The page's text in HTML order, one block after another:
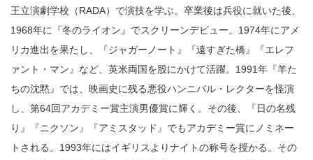
王立演劇学校（RADA）で演技を学ぶ。卒業後は兵役に就いた後、
1968年に『冬のライオン』でスクリーンデビュー。1974年にアメ
リカ進出を果たし、『ジャガーノート』『遠すぎた橋』『エレフ
ァント・マン』など、英米両国を股にかけて活躍。1991年『羊た
ちの沈黙』では、映画史に残る悪役ハンニバル・レクターを怪演
し、第64回アカデミー賞主演男優賞に輝く。その後、『日の名残
り』『ニクソン』『アミスタッド』でもアカデミー賞にノミネー
トされる。1993年にはイギリスよりナイトの称号を授かる。その